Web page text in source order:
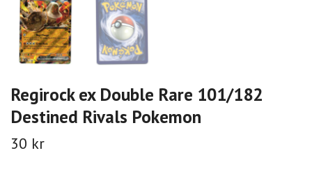
Regirock ex Double Rare 101/182
Destined Rivals Pokemon
30 kr